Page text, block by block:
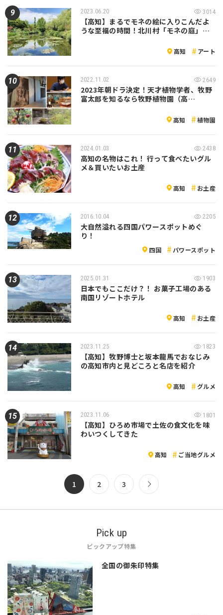
2023.06.20 3014
【高知】まるでモネの絵に入りこんだよ
うな至福の時間！北川村「モネの庭」…
高知 アート
2022.11.02 2649
2023年朝ドラ決定！天才植物学者、牧野
富太郎を知るなら牧野植物園（高…
高知 植物園
2024.01.03 2438
高知の名物はこれ！ 行って食べたいグル
メ＆買いたいお土産
高知 お土産
2016.10.04 2205
大自然溢れる四国パワースポットめぐ
り！
四国 パワースポット
2025.01.31 1903
日本でもここだけ？！ お菓子工場のある
南国リゾートホテル
高知 お土産
2023.11.25 1823
【高知】牧野博士と坂本龍馬でおなじみ
の高知市内と見どころと名店を紹介
高知 グルメ
2023.11.06 1801
【高知】ひろめ市場で土佐の食文化を味
わいつくしてきた
高知 ご当地グルメ
1 2 3
Pick up
ピックアップ特集
全国の御朱印特集